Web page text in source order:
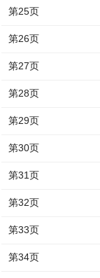
第25页
第26页
第27页
第28页
第29页
第30页
第31页
第32页
第33页
第34页